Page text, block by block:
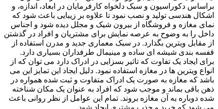
براساس دکوراسیون و سبک دلخواه کارفرمایان در ابعاد، اندازه، و
اشکال هندسی تولید و نصب نمود تا علاوه بر زیبایی باعث شود که
نمای مغازه و فروشگاه از بیرون شیک و مجلل دیده شود و اجناس
داخل را به وضوح به عرصه نمایش برای مشتریان و افراد در گذشتن
از مقابل ویترین بگذارد. در سبک معماری جدید و مدرن استفاده از
قفسه بندی شیشه ای ساده و مینیمال طرفداران بسیاری دارد.
برای ایجاد یک تفاوت که تاثیر بسزایی در ادراک دارد می توان که از
انواع ویترین ها در مغازه استفاده نمود. دلیل ایجاد این تمایز این می
باشد که مغازه به صورت یک ادراک متفاوت و ثبت شده همواره در
ذهن باقی بماند و موجب شود که افراد به عنوان یک مکان شناخته
شده دوباره به آن مغازه بروند. تمام این عوامل از نظر روانی باعث